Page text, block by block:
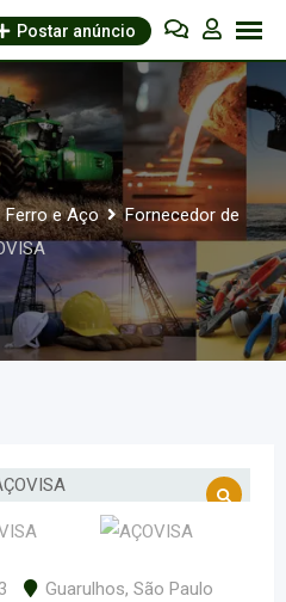
Postar anúncio
Ferro e Aço
Fornecedor de
Guarulhos, São Paulo